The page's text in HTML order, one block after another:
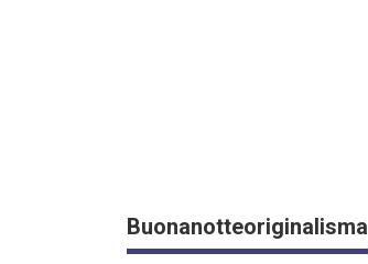
Buonanotteoriginalisma